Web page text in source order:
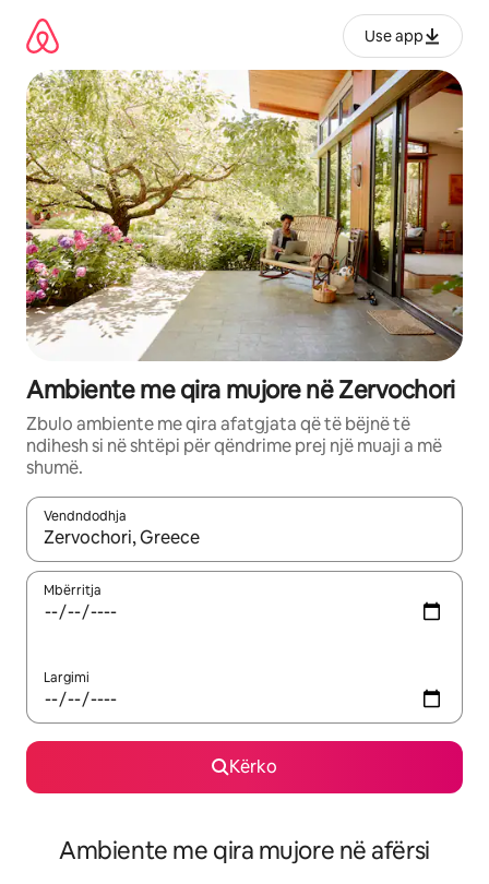
përmbajtja
Use app
Ambiente me qira mujore në Zervochori
Zbulo ambiente me qira afatgjata që të bëjnë të
ndihesh si në shtëpi për qëndrime prej një muaji a më
shumë.
Vendndodhja
Kur rezultatet të jenë të disponueshme, lëviz me butonat e
Mbërritja
Largimi
Kërko
Ambiente me qira mujore në afërsi